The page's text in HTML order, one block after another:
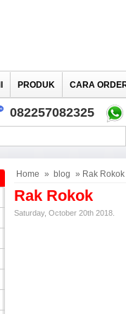
PRODUK CARA
082257082325
Home » blog » Rak Rokok
Rak Rokok
Saturday, October 20th 2018.